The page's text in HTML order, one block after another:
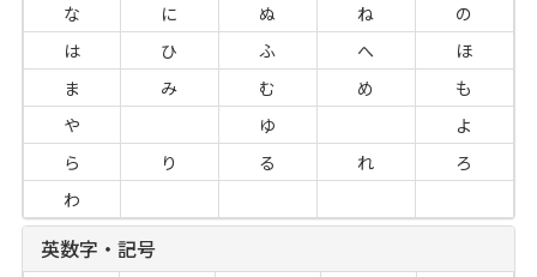
な
に ぬ ね
の
は
ひ ふ へ
ほ
ま
み む め
も
や
ゆ
よ
ら
り る れ
ろ
わ
英数字・記号